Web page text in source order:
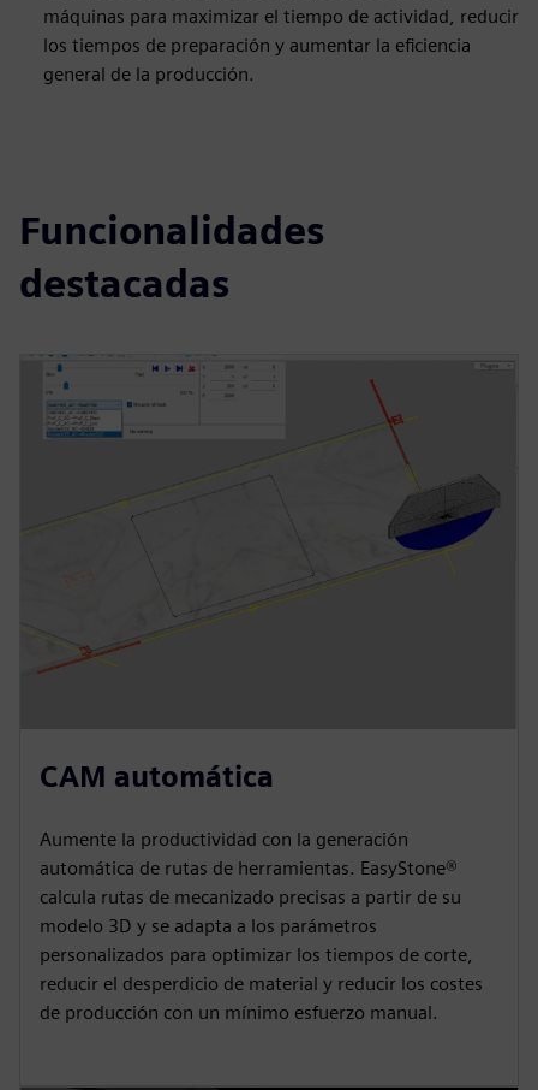
máquinas para maximizar el tiempo de actividad, reducir
los tiempos de preparación y aumentar la eficiencia
general de la producción.
Funcionalidades
destacadas
CAM automática
Aumente la productividad con la generación
automática de rutas de herramientas. EasyStone®
calcula rutas de mecanizado precisas a partir de su
modelo 3D y se adapta a los parámetros
personalizados para optimizar los tiempos de corte,
reducir el desperdicio de material y reducir los costes
de producción con un mínimo esfuerzo manual.